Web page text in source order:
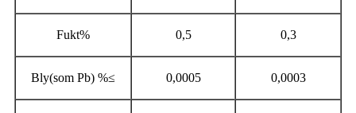
Fukt% 0,5 0,3
Bly(som Pb) %≤ 0,0005 0,0003